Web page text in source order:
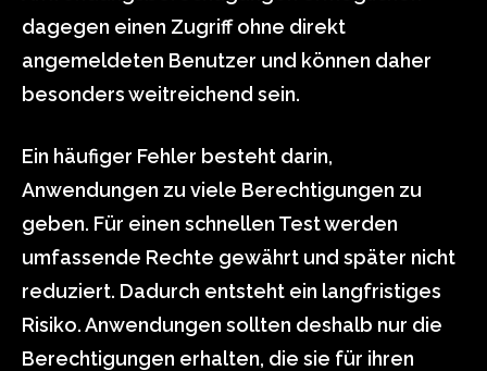
dagegen einen Zugriff ohne direkt
angemeldeten Benutzer und können daher
besonders weitreichend sein.
Ein häufiger Fehler besteht darin,
Anwendungen zu viele Berechtigungen zu
geben. Für einen schnellen Test werden
umfassende Rechte gewährt und später nicht
reduziert. Dadurch entsteht ein langfristiges
Risiko. Anwendungen sollten deshalb nur die
Berechtigungen erhalten, die sie für ihren